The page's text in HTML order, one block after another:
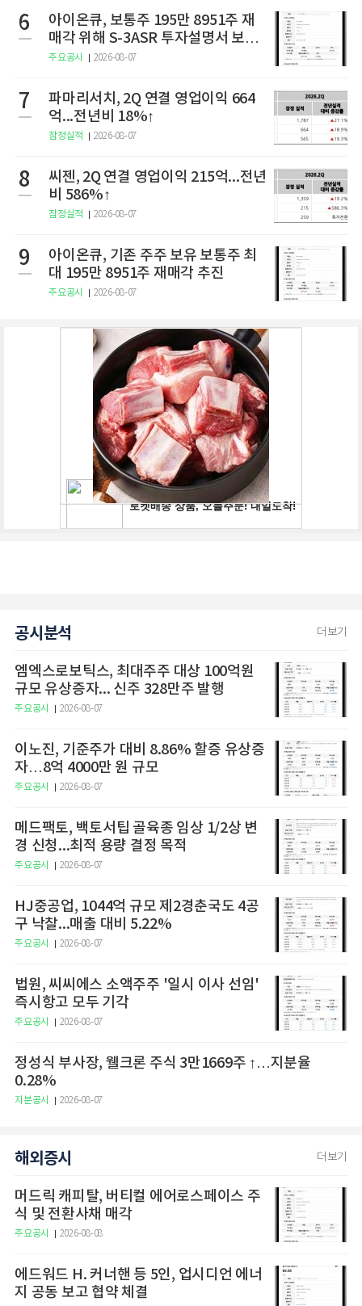
6
아이온큐, 보통주 195만 8951주 재
매각 위해 S-3ASR 투자설명서 보충
서 제출
주요공시 2026-08-07
7
파마리서치, 2Q 연결 영업이익 664
억...전년비 18%↑
잠정실적 2026-08-07
8
씨젠, 2Q 연결 영업이익 215억...전년
비 586%↑
잠정실적 2026-08-07
9
아이온큐, 기존 주주 보유 보통주 최
대 195만 8951주 재매각 추진
주요공시 2026-08-07
공시분석 더보기
엠엑스로보틱스, 최대주주 대상 100억원
규모 유상증자... 신주 328만주 발행
주요공시 2026-08-07
이노진, 기준주가 대비 8.86% 할증 유상증
자…8억 4000만 원 규모
주요공시 2026-08-07
메드팩토, 백토서팁 골육종 임상 1/2상 변
경 신청...최적 용량 결정 목적
주요공시 2026-08-07
HJ중공업, 1044억 규모 제2경춘국도 4공
구 낙찰...매출 대비 5.22%
주요공시 2026-08-07
법원, 씨씨에스 소액주주 '일시 이사 선임'
즉시항고 모두 기각
주요공시 2026-08-07
정성식 부사장, 웰크론 주식 3만1669주 ↑…지분율
0.28%
지분공시 2026-08-07
해외증시 더보기
머드릭 캐피탈, 버티컬 에어로스페이스 주
식 및 전환사채 매각
주요공시 2026-08-08
에드워드 H. 커너핸 등 5인, 업시디언 에너
지 공동 보고 협약 체결